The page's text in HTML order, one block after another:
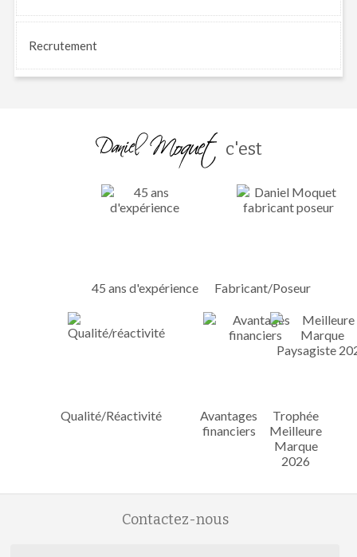
Recrutement
c'est
45 ans d'expérience Fabricant/Poseur
Qualité/Réactivité
Avantages
financiers
Trophée
Meilleure
Marque
2026
Contactez-nous